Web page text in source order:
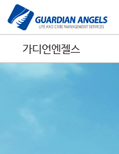
가디언엔젤스